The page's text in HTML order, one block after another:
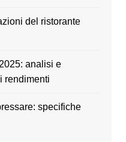
del ristorante
analisi e
rendimenti
specifiche